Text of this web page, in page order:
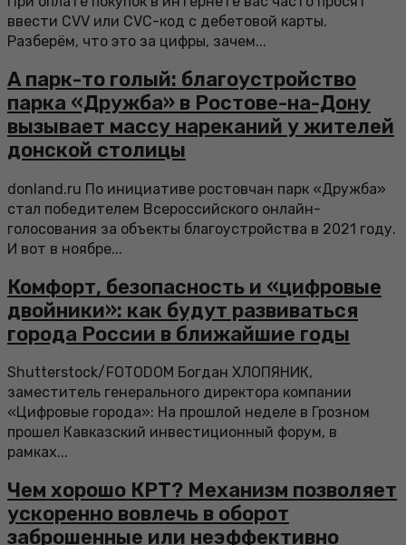
ввести CVV или CVC-код с дебетовой карты.
Разберём, что это за цифры, зачем...
А парк-то голый: благоустройство
парка «Дружба» в Ростове-на-Дону
вызывает массу нареканий у жителей
донской столицы
donland.ru По инициативе ростовчан парк «Дружба»
стал победителем Всероссийского онлайн-
голосования за объекты благоустройства в 2021 году.
И вот в ноябре...
Комфорт, безопасность и «цифровые
двойники»: как будут развиваться
города России в ближайшие годы
Shutterstock/FOTODOM Богдан ХЛОПЯНИК,
заместитель генерального директора компании
«Цифровые города»: На прошлой неделе в Грозном
прошел Кавказский инвестиционный форум, в
рамках...
Чем хорошо КРТ? Механизм позволяет
ускоренно вовлечь в оборот
заброшенные или неэффективно